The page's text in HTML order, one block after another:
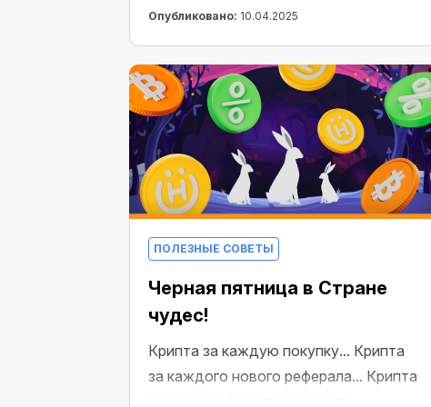
Опубликовано: 10.04.2025
ПОЛЕЗНЫЕ СОВЕТЫ
Черная пятница в Стране
чудес!
Крипта за каждую покупку... Крипта
за каждого нового реферала... Крипта